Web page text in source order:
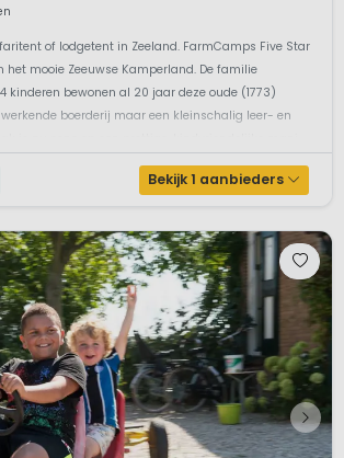
of lodgetent in Zeeland. FarmCamps Five Star
het mooie Zeeuwse Kamperland. De familie
kinderen bewonen al 20 jaar deze oude (1773)
boerderij maar een kleinschalig leer- en
Bekijk 1 aanbieders